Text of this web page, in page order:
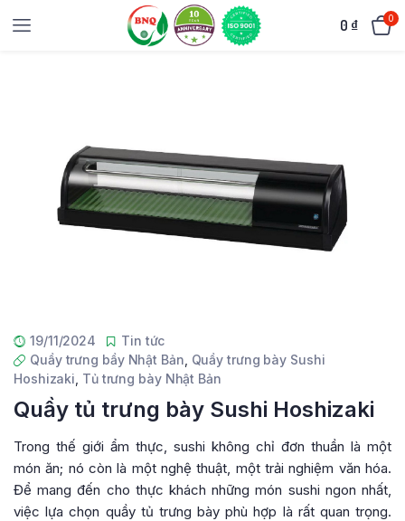
0 ₫ 0
19/11/2024
Tin tức
Quầy trưng bầy Nhật Bản Quầy trưng bày Sushi
Hoshizaki Tủ trưng bày Nhật Bản
Quầy tủ trưng bày Sushi Hoshizaki
Trong thế giới ẩm thực, sushi không chỉ đơn thuần là một
món ăn; nó còn là một nghệ thuật, một trải nghiệm văn hóa.
Để mang đến cho thực khách những món sushi ngon nhất,
việc lựa chọn quầy tủ trưng bày phù hợp là rất quan trọng.